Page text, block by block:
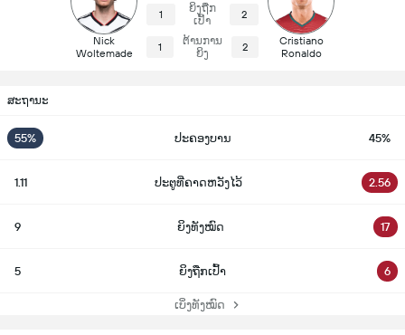
Nick
Woltemade
1
ຍິງຖືກ
ເປົ້າ
2
1
ຕ້ານການ
ຍິງ
2
Cristiano
Ronaldo
ສະຖານະ
55% ປະຄອງບານ 45%
1.11 ປະຕູທີ່ຄາດຫວັງໄວ້ 2.56
9 ຍິງທັງໝົດ 17
5 ຍິງຖືກເປົ້າ 6
ເບິ່ງທັງໝົດ